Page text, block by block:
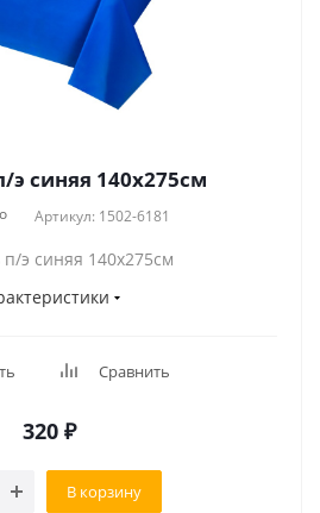
э синяя 140х275см
Артикул: 1502-6181
п/э синяя 140х275см
Сравнить
320 ₽
В корзину